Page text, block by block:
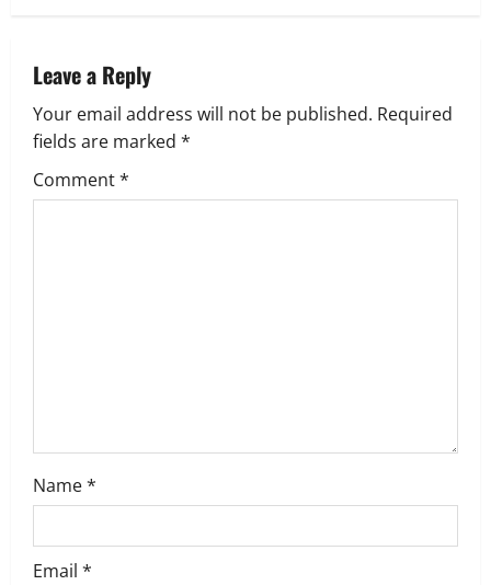
v
i
g
Leave a Reply
Your email address will not be published. Required
fields are marked *
Comment*
Name*
Email *